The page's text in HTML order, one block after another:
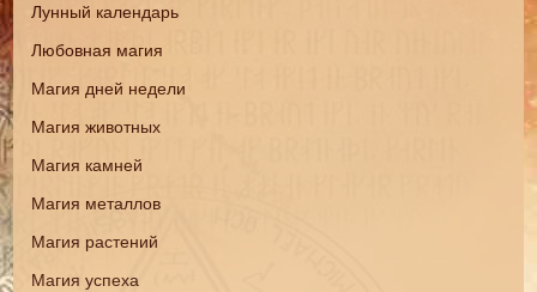
Лунный календарь
Любовная магия
Магия дней недели
Магия животных
Магия камней
Магия металлов
Магия растений
Магия успеха